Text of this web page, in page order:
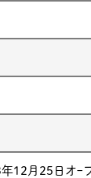
年12月25日オ